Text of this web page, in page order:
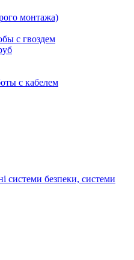
монтажа)
с гвоздем
с кабелем